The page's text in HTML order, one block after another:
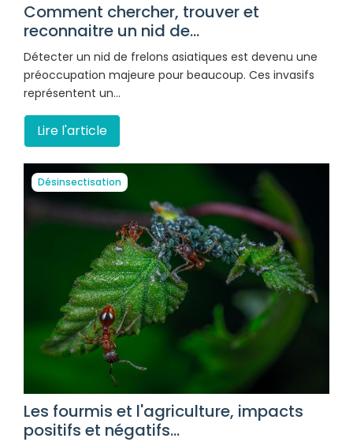
Comment chercher, trouver et
reconnaitre un nid de...
Détecter un nid de frelons asiatiques est devenu une
préoccupation majeure pour beaucoup. Ces invasifs
représentent un…
Lire l'article
Désinsectisation
Les fourmis et l'agriculture, impacts
positifs et négatifs...